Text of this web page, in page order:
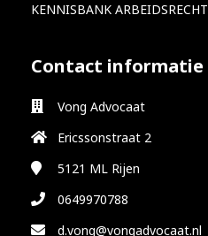
KENNISBANK ARBEIDSRECHT
Contact informatie
Vong Advocaat
Ericssonstraat 2
5121 ML Rijen
0649970788
d.vong@vongadvocaat.nl